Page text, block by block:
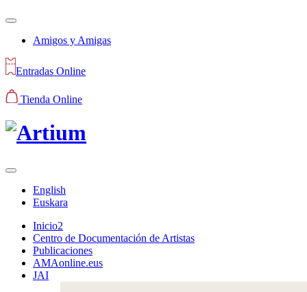
Amigos y Amigas
Entradas Online
Tienda Online
English
Euskara
Inicio2
Centro de Documentación de Artistas
Publicaciones
AMAonline.eus
JAI